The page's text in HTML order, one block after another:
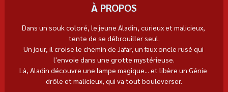
À PROPOS
Dans un souk coloré, le jeune Aladin, curieux et malicieux,
tente de se débrouiller seul.
Un jour, il croise le chemin de Jafar, un faux oncle rusé qui
l'envoie dans une grotte mystérieuse.
Là, Aladin découvre une lampe magique... et libère un Génie
drôle et malicieux, qui va tout bouleverser.